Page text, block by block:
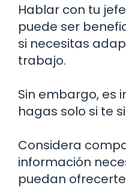
Hablar con tu
puede ser
si necesitas
trabajo.
Sin embargo, es
hagas solo si te
Considera
información
puedan